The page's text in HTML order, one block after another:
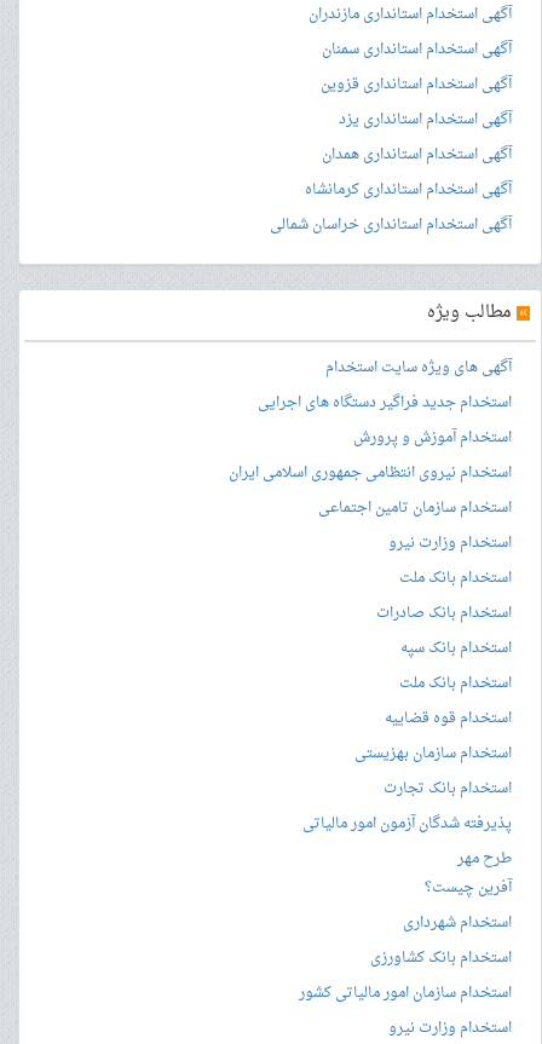
آگهی استخدام استانداری مازندران
آگهی استخدام استانداری سمنان
آگهی استخدام استانداری قزوین
آگهی استخدام استانداری یزد
آگهی استخدام استانداری همدان
آگهی استخدام استانداری کرمانشاه
آگهی استخدام استانداری خراسان شمالی
» مطالب ویژه
آگهی های ویژه سایت استخدام
استخدام جدید فراگیر دستگاه های اجرایی
استخدام آموزش و پرورش
استخدام نیروی انتظامی جمهوری اسلامی ایران
استخدام سازمان تامین اجتماعی
استخدام وزارت نیرو
استخدام بانک ملت
استخدام بانک صادرات
استخدام بانک سپه
استخدام بانک ملت
استخدام قوه قضاییه
استخدام سازمان بهزیستی
استخدام بانک تجارت
پذیرفته شدگان آزمون امور مالیاتی
طرح مهر
آفرین چیست؟
استخدام شهرداری
استخدام بانک کشاورزی
استخدام سازمان امور مالیاتی کشور
استخدام وزارت نیرو